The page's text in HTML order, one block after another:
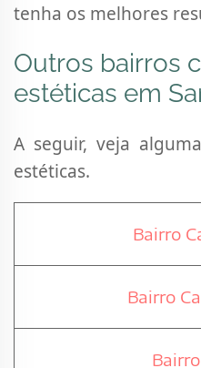
tenha os melhores
Outros bairros
estéticas em
A seguir, veja
estéticas.
Bairro
Bairro